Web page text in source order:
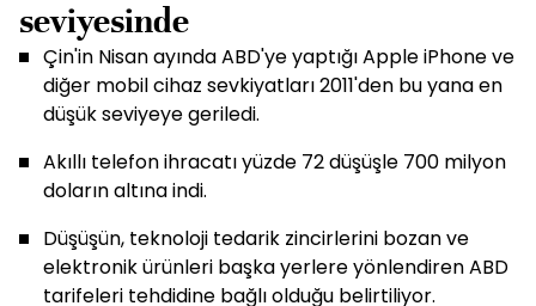
seviyesinde
Çin'in Nisan ayında ABD'ye yaptığı Apple iPhone ve
diğer mobil cihaz sevkiyatları 2011'den bu yana en
düşük seviyeye geriledi.
Akıllı telefon ihracatı yüzde 72 düşüşle 700 milyon
doların altına indi.
Düşüşün, teknoloji tedarik zincirlerini bozan ve
elektronik ürünleri başka yerlere yönlendiren ABD
tarifeleri tehdidine bağlı olduğu belirtiliyor.